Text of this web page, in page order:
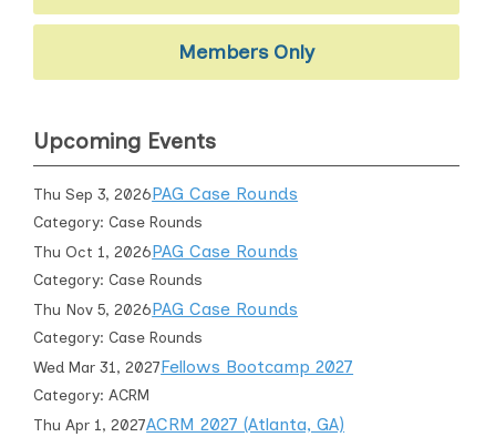
Members Only
Upcoming Events
Thu Sep 3, 2026PAG Case Rounds
Category: Case Rounds
Thu Oct 1, 2026PAG Case Rounds
Category: Case Rounds
Thu Nov 5, 2026PAG Case Rounds
Category: Case Rounds
Wed Mar 31, 2027Fellows Bootcamp 2027
Category: ACRM
Thu Apr 1, 2027ACRM 2027 (Atlanta, GA)